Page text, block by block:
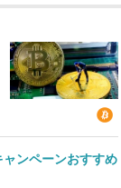
ャンペーンおすすめ